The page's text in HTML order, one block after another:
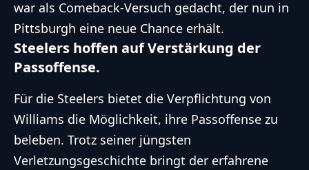
war als Comeback-Versuch gedacht, der nun in
Pittsburgh eine neue Chance erhält.
Steelers hoffen auf Verstärkung der
Passoffense.
Für die Steelers bietet die Verpflichtung von
Williams die Möglichkeit, ihre Passoffense zu
beleben. Trotz seiner jüngsten
Verletzungsgeschichte bringt der erfahrene